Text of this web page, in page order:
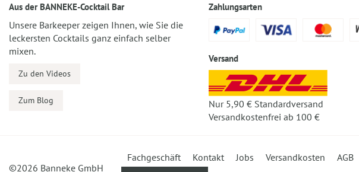
Aus der BANNEKE-Cocktail Bar
Unsere Barkeeper zeigen Ihnen, wie Sie die
leckersten Cocktails ganz einfach selber
mixen.
Zu den Videos
Zum Blog
Zahlungsarten
Versand
Nur 5,90 € Standardversand
Versandkostenfrei ab 100 €
©2026 Banneke GmbH
Fachgeschäft Kontakt Jobs Versandkosten AGB